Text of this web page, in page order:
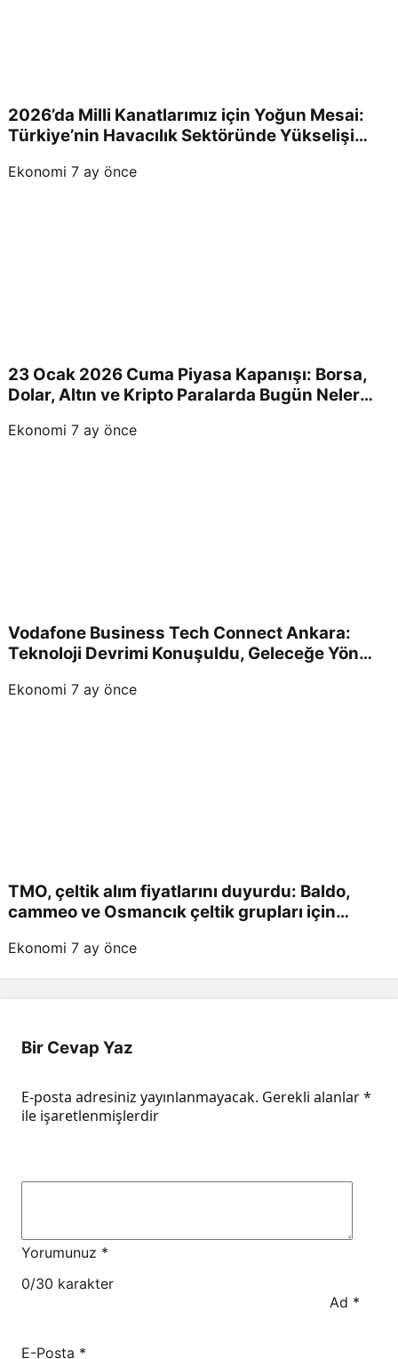
lizle
2026’da Milli Kanatlarımız için Yoğun Mesai:
Türkiye’nin Havacılık Sektöründe Yükselişi
Ekonomi 7 ay önce
23 Ocak 2026 Cuma Piyasa Kapanışı: Borsa,
Dolar, Altın ve Kripto Paralarda Bugün Neler
Ekonomi 7 ay önce
Vodafone Business Tech Connect Ankara:
Teknoloji Devrimi Konuşuldu, Geleceğe Yön
Ekonomi 7 ay önce
TMO, çeltik alım fiyatlarını duyurdu: Baldo,
cammeo ve Osmancık çeltik grupları için
Ekonomi 7 ay önce
Bir Cevap Yaz
E-posta adresiniz yayınlanmayacak. Gerekli alanlar*
ile işaretlenmişlerdir
Yorumunuz *
0/30 karakter
Ad *
E-Posta *